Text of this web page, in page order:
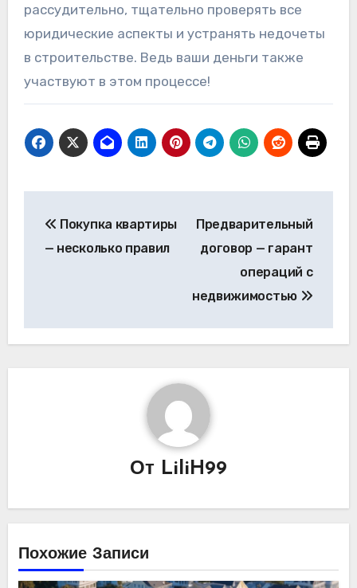
рассудительно, тщательно проверять все
юридические аспекты и устранять недочеты
в строительстве. Ведь ваши деньги также
участвуют в этом процессе!
Покупка квартиры
— несколько правил
Предварительный
договор — гарант
операций с
недвижимостью
От LiliH99
Похожие Записи